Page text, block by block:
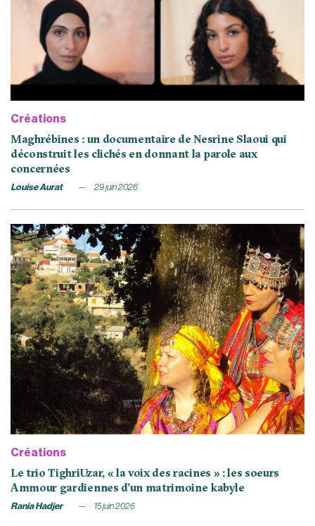
Créations
Maghrébines : un documentaire de Nesrine Slaoui qui
déconstruit les clichés en donnant la parole aux
concernées
Louise Aurat 29 juin 2026
Créations
Le trio TighriUzar, « la voix des racines » : les soeurs
Ammour gardiennes d’un matrimoine kabyle
Rania Hadjer 15 juin 2026